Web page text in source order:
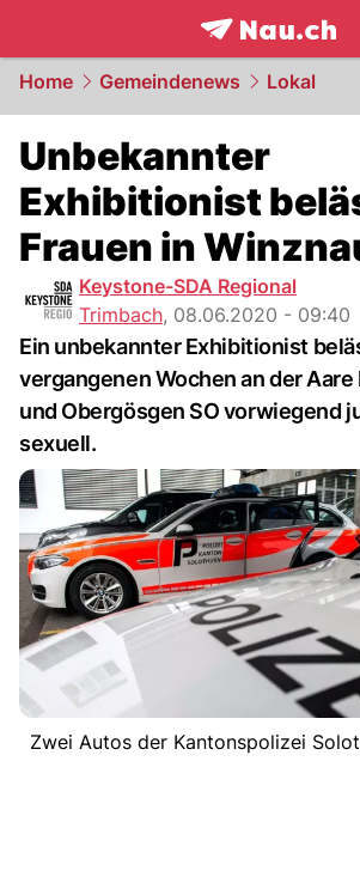
frontpage.
Home Gemeindenews Lokal
Unbekannter
Exhibitionist
Frauen in
Keystone-SDA Regional
Trimbach, 08.06.2020 - 09:40
Ein unbekannter Exhibitionist
vergangenen Wochen an der
und Obergösgen SO vorwiegend
sexuell.
Zwei Autos der Kantonspolizei